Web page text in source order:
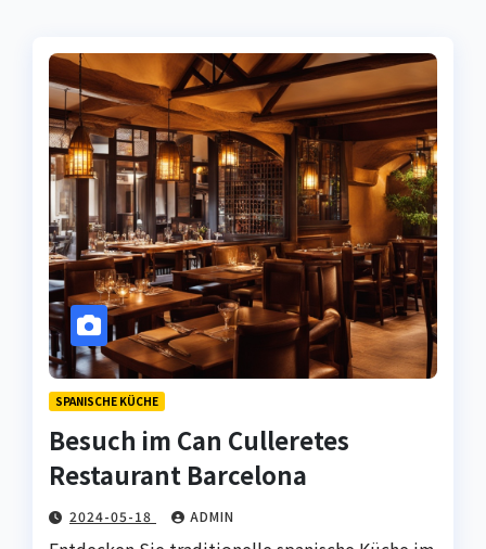
SPANISCHE KÜCHE
Besuch im Can Culleretes
Restaurant Barcelona
2024-05-18 ADMIN